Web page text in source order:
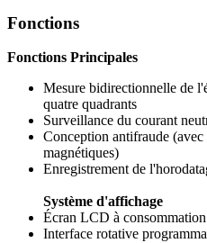
Fonctions
Fonctions Principales
Mesure bidirectionnelle de
quatre quadrants
Surveillance du courant
Conception antifraude
magnétiques)
Enregistrement de
Système d'affichage
Écran LCD à
Interface rotative